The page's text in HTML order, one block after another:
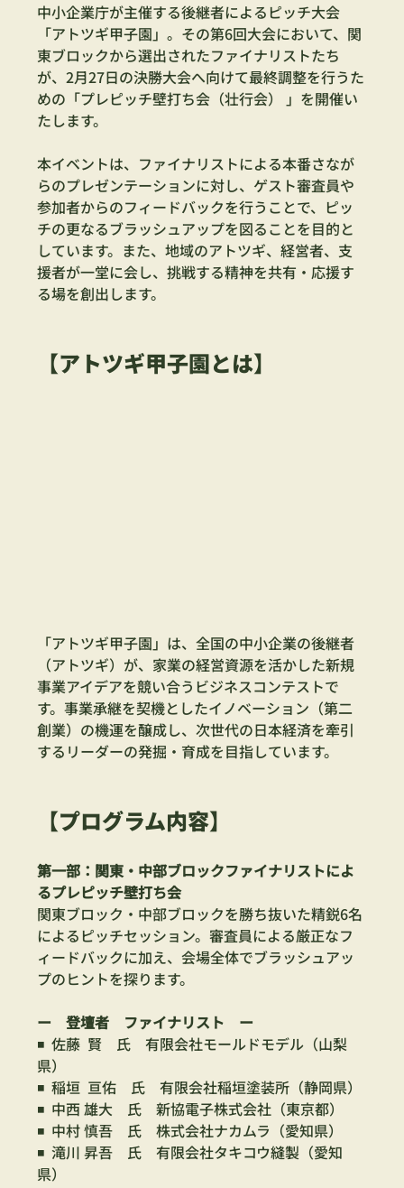
中小企業庁が主催する後継者によるピッチ大会
「アトツギ甲子園」。その第6回大会において、関
東ブロックから選出されたファイナリストたち
が、2月27日の決勝大会へ向けて最終調整を行うた
めの「プレピッチ壁打ち会（壮行会） 」を開催い
たします。
本イベントは、ファイナリストによる本番さなが
らのプレゼンテーションに対し、ゲスト審査員や
参加者からのフィードバックを行うことで、ピッ
チの更なるブラッシュアップを図ることを目的と
しています。また、地域のアトツギ、経営者、支
援者が一堂に会し、挑戦する精神を共有・応援す
る場を創出します。
【アトツギ甲子園とは】
「アトツギ甲子園」は、全国の中小企業の後継者
（アトツギ）が、家業の経営資源を活かした新規
事業アイデアを競い合うビジネスコンテストで
す。事業承継を契機としたイノベーション（第二
創業）の機運を醸成し、次世代の日本経済を牽引
するリーダーの発掘・育成を目指しています。
【プログラム内容】
第一部：関東・中部ブロックファイナリストによ
るプレピッチ壁打ち会
関東ブロック・中部ブロックを勝ち抜いた精鋭6名
によるピッチセッション。審査員による厳正なフ
ィードバックに加え、会場全体でブラッシュアッ
プのヒントを探ります。
ー　登壇者　ファイナリスト　ー
◾️  佐藤  賢　氏　有限会社モールドモデル（山梨
県）
◾️  稲垣  亘佑　氏　有限会社稲垣塗装所（静岡県）
◾️  中西 雄大　氏　新協電子株式会社（東京都）
◾️  中村 慎吾　氏　株式会社ナカムラ（愛知県）
◾️  滝川 昇吾　氏　有限会社タキコウ縫製（愛知
県）